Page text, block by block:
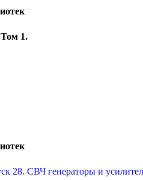
1.
28. СВЧ генераторы и